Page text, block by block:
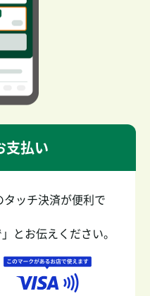
支払い
ッチ決済が便利で
とお伝えください。